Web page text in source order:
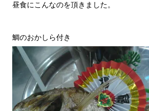
昼食にこんなのを頂きました。
鯛のおかしら付き